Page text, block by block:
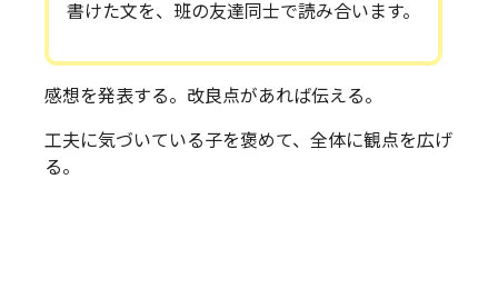
書けた文を、班の友達同士で読み合います。
感想を発表する。改良点があれば伝える。
工夫に気づいている子を褒めて、全体に観点を広げ
る。